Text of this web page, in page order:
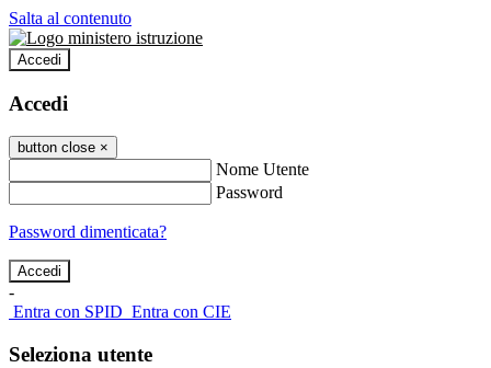
Salta al contenuto
Accedi
Accedi
button close ×
Nome Utente
Password
Password dimenticata?
-
Entra con SPID Entra con CIE
Seleziona utente